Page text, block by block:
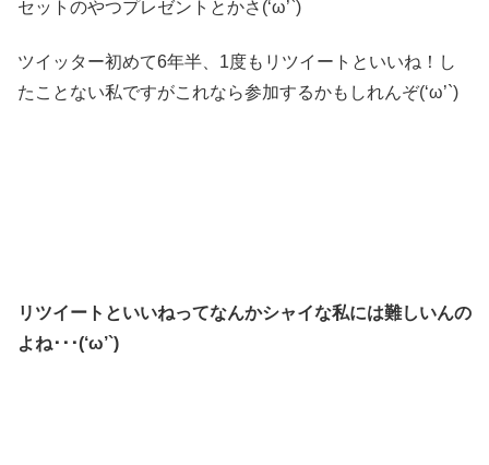
セットのやつプレゼントとかさ(‘ω’`)
ツイッター初めて6年半、1度もリツイートといいね！し
たことない私ですがこれなら参加するかもしれんぞ(‘ω’`)
リツイートといいねってなんかシャイな私には難しいんの
よね･･･(‘ω’`)